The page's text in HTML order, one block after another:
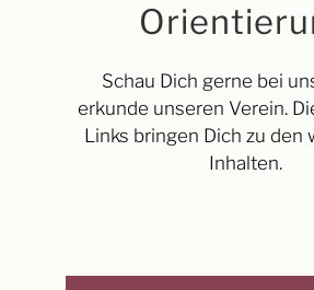
Schau Dich gerne bei
erkunde unseren Verein.
Links bringen Dich zu den
Inhalten.